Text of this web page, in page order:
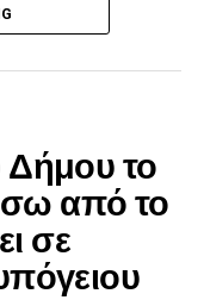
Δήμου Φυλής
του ΑΣΔΑ για
έμφαση στη
προώθηση κοινών
παρεμβάσεων.
Δήμου το
από το
σε